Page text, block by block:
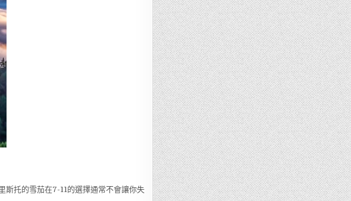
斯托的雪茄在7-11的選擇通常不會讓你失